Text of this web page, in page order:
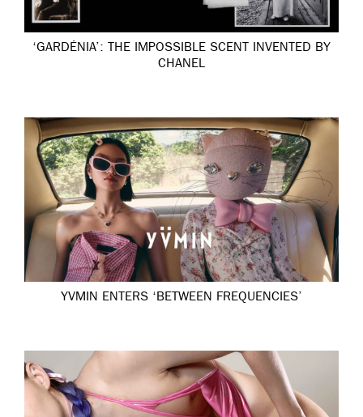
‘GARDÉNIA’: THE IMPOSSIBLE SCENT INVENTED BY
CHANEL
YVMIN ENTERS ‘BETWEEN FREQUENCIES’